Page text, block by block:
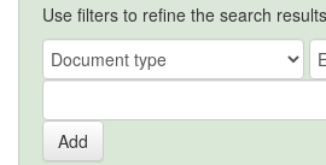
Use filters to refine the search